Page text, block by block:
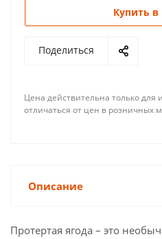
Купить в
Поделиться
Цена действительна только
отличаться от цен в розничных
Описание
Протертая ягода – это